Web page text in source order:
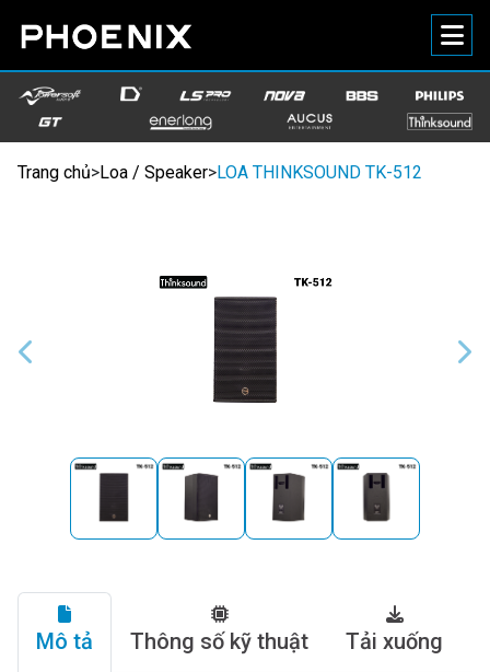
Trang chủ>Loa / Speaker>LOA THINKSOUND TK-512
Mô tả Thông số kỹ thuật Tải xuống